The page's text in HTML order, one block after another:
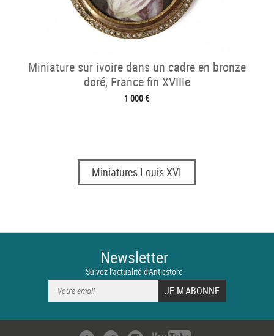
Miniature sur ivoire dans un cadre en bronze
doré, France fin XVIIIe
1 000 €
Miniatures Louis XVI
Newsletter
Suivez l'actualité d'Anticstore